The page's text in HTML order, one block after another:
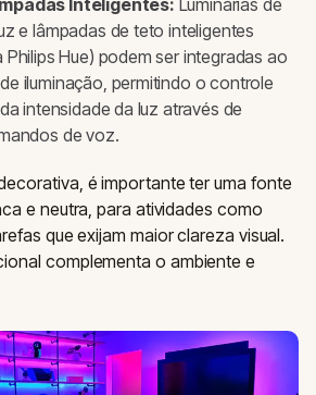
Inteligentes: Luminárias de
e lâmpadas de teto inteligentes
Hue) podem ser integradas ao
iluminação, permitindo o controle
intensidade da luz através de
de voz.
é importante ter uma fonte
e neutra, para atividades como
que exijam maior clareza visual.
complementa o ambiente e